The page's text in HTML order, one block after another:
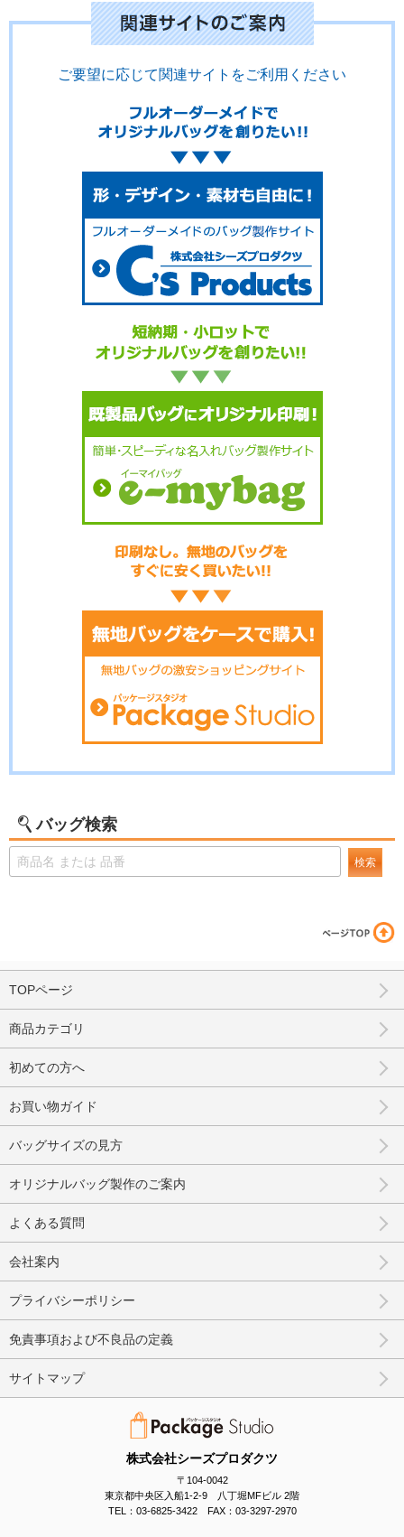
ご要望に応じて関連サイトをご利用ください
バッグ検索
検索
株式会社シーズプロダクツ
〒104-0042
東京都中央区入船1-2-9 八丁堀MFビル 2階
TEL：03-6825-3422 FAX：03-3297-2970
TOPページ
商品カテゴリ
初めての方へ
お買い物ガイド
バッグサイズの見方
オリジナルバッグ製作のご案内
よくある質問
会社案内
プライバシーポリシー
免責事項および不良品の定義
サイトマップ